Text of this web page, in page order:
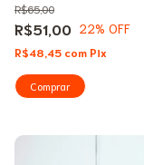
R$51,00
R$65,00
22% OFF
R$48,45 com Pix